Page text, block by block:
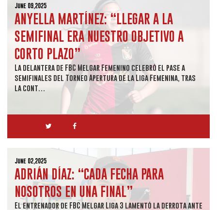
June 09,2025
ANYELLA MARTÍNEZ: “LLEGAR A LA
SEMIFINAL ERA NUESTRO OBJETIVO A
CORTO PLAZO”
La delantera de FBC Melgar Femenino celebró el pase a
semifinales del Torneo Apertura de la Liga Femenina, tras
la cont…
June 02,2025
ADRIÁN DÍAZ: “CADA FECHA PARA
NOSOTROS EN UNA FINAL”
El entrenador de FBC Melgar Liga 3 lamentó la derrota ante